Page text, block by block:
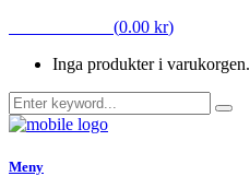
(0.00 kr)
Inga produkter i varukorgen.
Meny